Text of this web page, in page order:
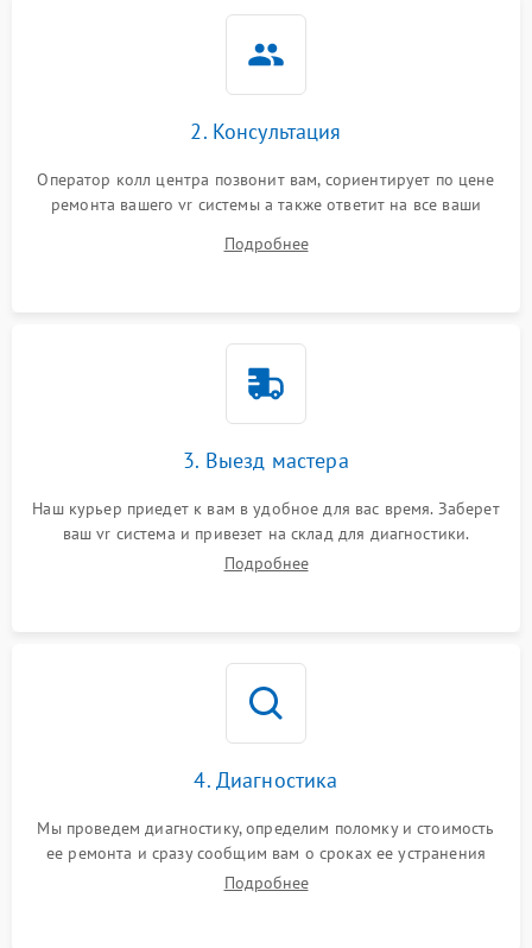
2. Консультация
Оператор колл центра позвонит вам, сориентирует по цене
ремонта вашего vr системы а также ответит на все ваши
Подробнее
3. Выезд мастера
Наш курьер приедет к вам в удобное для вас время. Заберет
ваш vr система и привезет на склад для диагностики.
Подробнее
4. Диагностика
Мы проведем диагностику, определим поломку и стоимость
ее ремонта и сразу сообщим вам о сроках ее устранения
Подробнее